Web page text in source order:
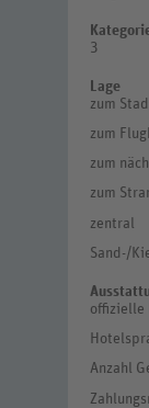
3
Lage
zum
zum
zum
zum
zentral
Sand-/
offizielle
Anzahl